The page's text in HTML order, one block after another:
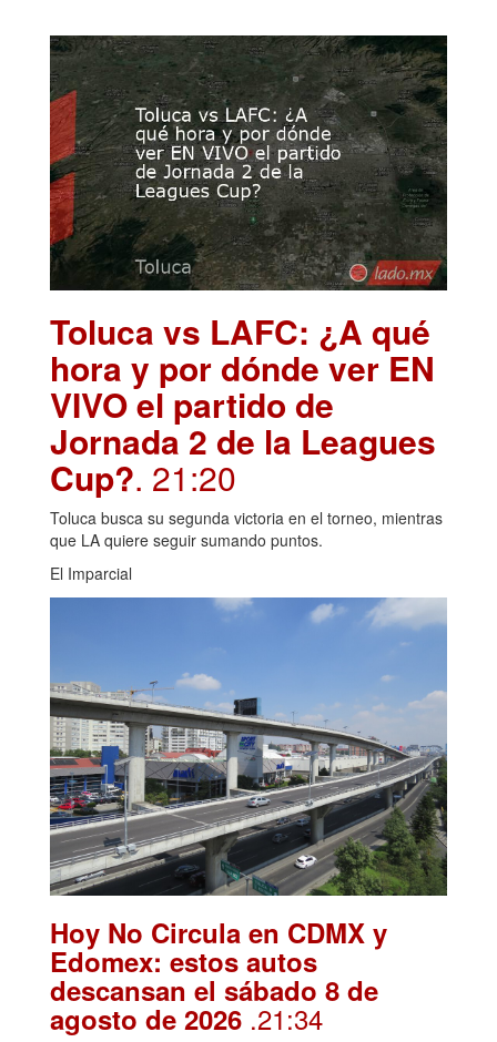
Toluca vs LAFC: ¿A qué
hora y por dónde ver EN
VIVO el partido de
Jornada 2 de la Leagues
Cup?. 21:20
Toluca busca su segunda victoria en el torneo, mientras
que LA quiere seguir sumando puntos.
El Imparcial
Hoy No Circula en CDMX y
Edomex: estos autos
descansan el sábado 8 de
agosto de 2026 .21:34